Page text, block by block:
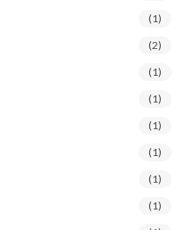
(1)
(2)
(1)
(1)
(1)
(1)
(1)
(1)